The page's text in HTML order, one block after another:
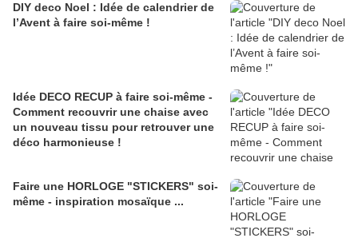
DIY deco Noel : Idée de calendrier de
l’Avent à faire soi-même !
Idée DECO RECUP à faire soi-même -
Comment recouvrir une chaise avec
un nouveau tissu pour retrouver une
déco harmonieuse !
Faire une HORLOGE "STICKERS" soi-
même - inspiration mosaïque ...